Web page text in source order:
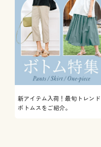
新アイテム入荷！最旬トレンド
ボトムスをご紹介。